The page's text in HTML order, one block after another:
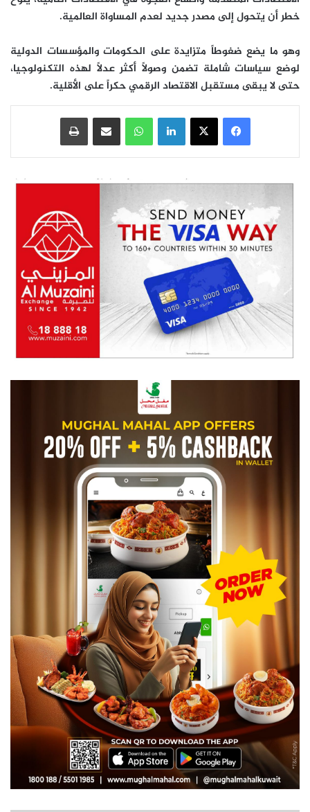
خطر أن يتحول إلى مصدر جديد لعدم المساواة العالمية.
وهو ما يضع ضغوطاً متزايدة على الحكومات والمؤسسات الدولية
لوضع سياسات شاملة تضمن وصولاً أكثر عدلاً لهذه التكنولوجيا،
حتى لا يبقى مستقبل الاقتصاد الرقمي حكراً على الأقلية.
فيسبوك‫X لينكدإنواتساب مشاركة عبر البريد طباعة